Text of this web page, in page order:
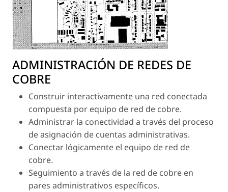
ADMINISTRACIÓN DE REDES DE
COBRE
Construir interactivamente una red conectada
compuesta por equipo de red de cobre.
Administrar la conectividad a través del proceso
de asignación de cuentas administrativas.
Conectar lógicamente el equipo de red de
cobre.
Seguimiento a través de la red de cobre en
pares administrativos específicos.